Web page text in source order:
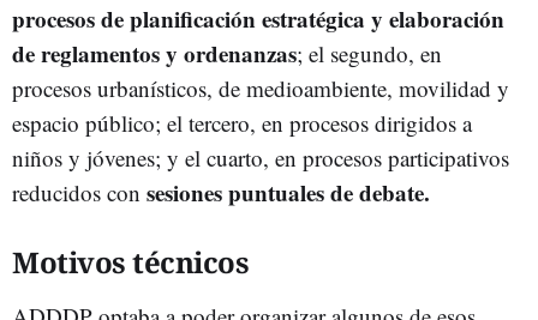
procesos de planificación estratégica y elaboración
de reglamentos y ordenanzas; el segundo, en
procesos urbanísticos, de medioambiente, movilidad y
espacio público; el tercero, en procesos dirigidos a
niños y jóvenes; y el cuarto, en procesos participativos
reducidos con sesiones puntuales de debate.
Motivos técnicos